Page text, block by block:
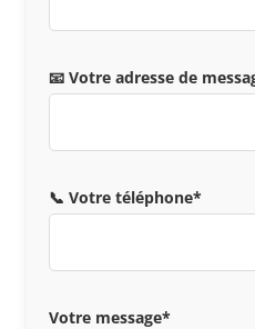
📧 Votre adresse de
📞 Votre téléphone*
Votre message*